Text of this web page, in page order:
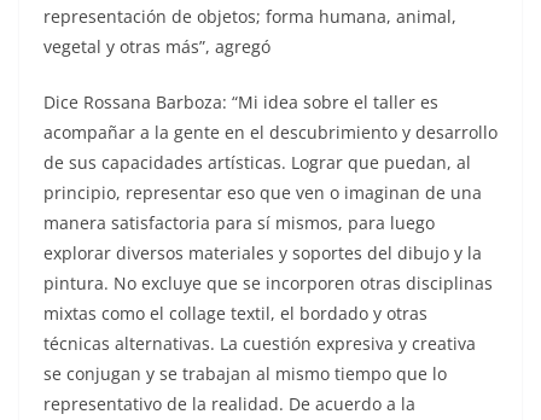
representación de objetos; forma humana, animal,
vegetal y otras más”, agregó
Dice Rossana Barboza: “Mi idea sobre el taller es
acompañar a la gente en el descubrimiento y desarrollo
de sus capacidades artísticas. Lograr que puedan, al
principio, representar eso que ven o imaginan de una
manera satisfactoria para sí mismos, para luego
explorar diversos materiales y soportes del dibujo y la
pintura. No excluye que se incorporen otras disciplinas
mixtas como el collage textil, el bordado y otras
técnicas alternativas. La cuestión expresiva y creativa
se conjugan y se trabajan al mismo tiempo que lo
representativo de la realidad. De acuerdo a la